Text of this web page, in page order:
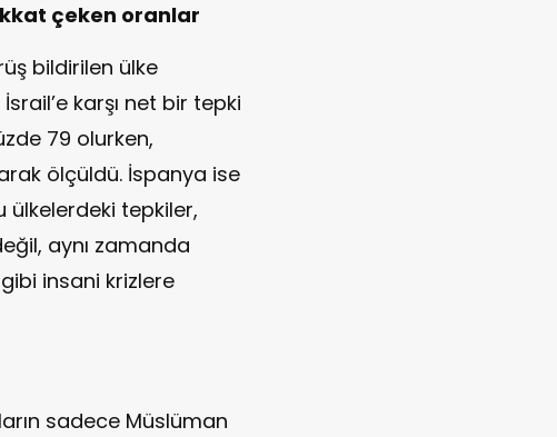
çeken oranlar
bildirilen ülke
karşı net bir tepki
79 olurken,
ölçüldü. İspanya ise
ülkelerdeki tepkiler,
aynı zamanda
insani krizlere
sadece Müslüman